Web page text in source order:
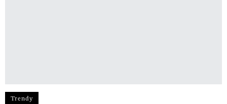
Trendy